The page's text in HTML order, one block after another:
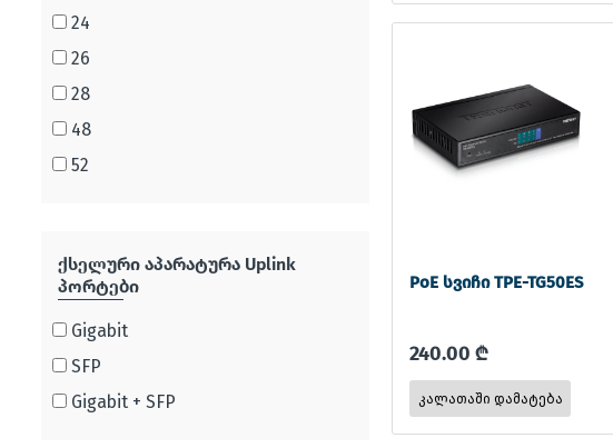
24
26
28
48
52
ქსელური აპარატურა Uplink
პორტები
Gigabit
SFP
Gigabit + SFP
PoE სვიჩი TPE-TG50ES
240.00 ₾